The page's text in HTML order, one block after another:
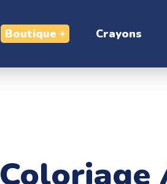
Boutique Crayons
Coloriage